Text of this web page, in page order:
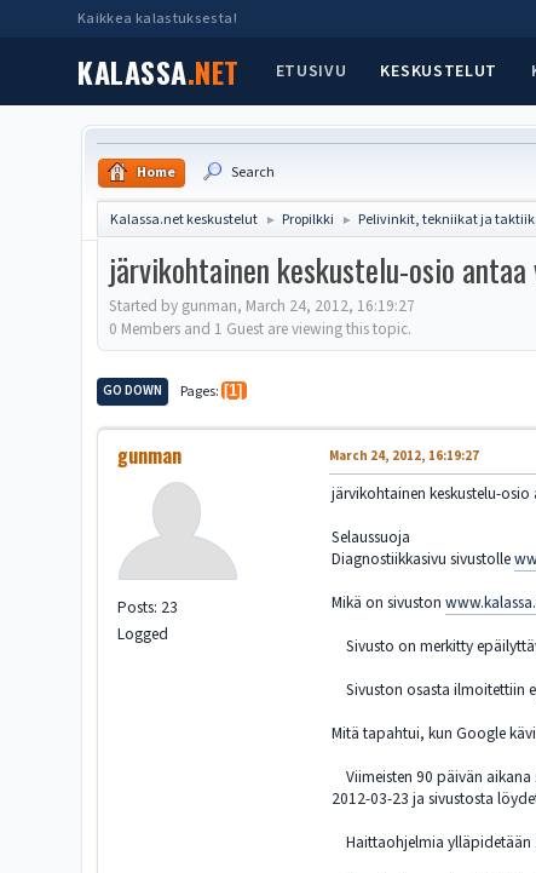
Kaikkea kalastuksesta!
KALASSA.NET ETUSIVU KESKUSTELUT
Home Search
Kalassa.net keskustelut ► Propilkki ► Pelivinkit, tekniikat ja
järvikohtainen keskustelu-osio
Started by gunman, March 24, 2012, 16:19:27
0 Members and 1 Guest are viewing this topic.
GO DOWN Pages 1
gunman
Posts: 23
Logged
March 24, 2012, 16:19:27
järvikohtainen keskustelu-osio
Selaussuoja
Diagnostiikkasivu sivustolle
Mikä on sivuston
Sivusto on merkitty
Sivuston osasta ilmoitettiin
Mitä tapahtui, kun Google
Viimeisten 90 päivän
2012-03-23 ja sivustosta
Haittaohjelmia ylläpidetään